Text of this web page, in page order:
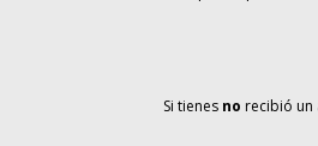
Si tienes no recibió un